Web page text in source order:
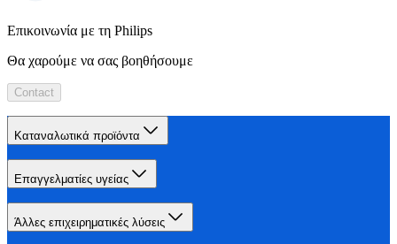
Επικοινωνία με τη Philips
Θα χαρούμε να σας βοηθήσουμε
Contact
Καταναλωτικά προϊόντα
Επαγγελματίες υγείας
Άλλες επιχειρηματικές λύσεις